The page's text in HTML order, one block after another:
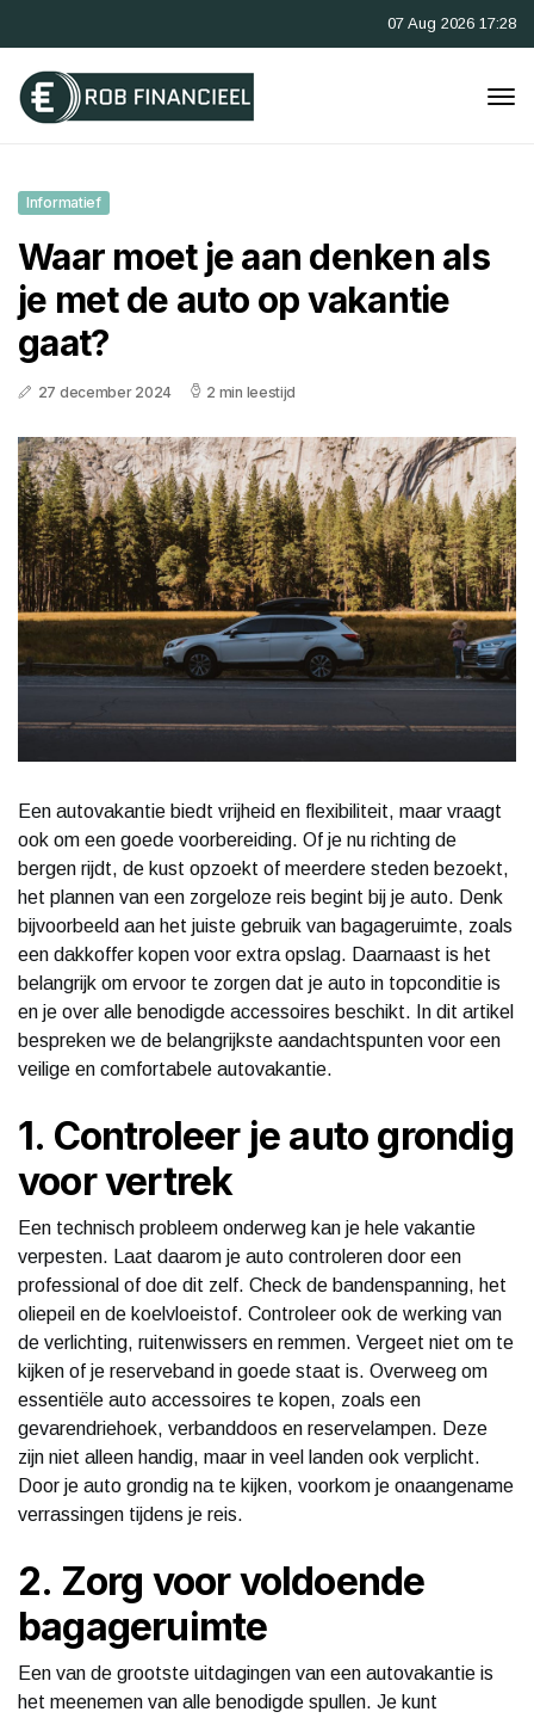
07 Aug 2026 17:28
Informatief
Waar moet je aan denken als
je met de auto op vakantie
gaat?
27 december 2024 2 min leestijd
Een autovakantie biedt vrijheid en flexibiliteit, maar vraagt
ook om een goede voorbereiding. Of je nu richting de
bergen rijdt, de kust opzoekt of meerdere steden bezoekt,
het plannen van een zorgeloze reis begint bij je auto. Denk
bijvoorbeeld aan het juiste gebruik van bagageruimte, zoals
een dakkoffer kopen voor extra opslag. Daarnaast is het
belangrijk om ervoor te zorgen dat je auto in topconditie is
en je over alle benodigde accessoires beschikt. In dit artikel
bespreken we de belangrijkste aandachtspunten voor een
veilige en comfortabele autovakantie.
1. Controleer je auto grondig
voor vertrek
Een technisch probleem onderweg kan je hele vakantie
verpesten. Laat daarom je auto controleren door een
professional of doe dit zelf. Check de bandenspanning, het
oliepeil en de koelvloeistof. Controleer ook de werking van
de verlichting, ruitenwissers en remmen. Vergeet niet om te
kijken of je reserveband in goede staat is. Overweeg om
essentiële auto accessoires te kopen, zoals een
gevarendriehoek, verbanddoos en reservelampen. Deze
zijn niet alleen handig, maar in veel landen ook verplicht.
Door je auto grondig na te kijken, voorkom je onaangename
verrassingen tijdens je reis.
2. Zorg voor voldoende
bagageruimte
Een van de grootste uitdagingen van een autovakantie is
het meenemen van alle benodigde spullen. Je kunt